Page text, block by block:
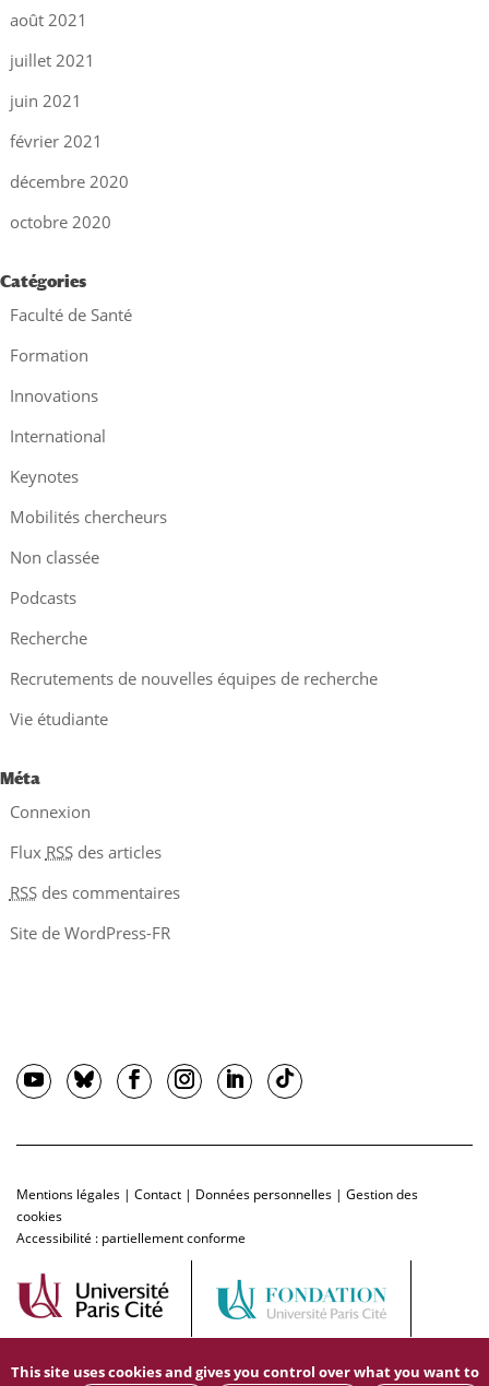
août 2021
juillet 2021
juin 2021
février 2021
décembre 2020
octobre 2020
Catégories
Faculté de Santé
Formation
Innovations
International
Keynotes
Mobilités chercheurs
Non classée
Podcasts
Recherche
Recrutements de nouvelles équipes de recherche
Vie étudiante
Méta
Connexion
Flux RSSdes articles
RSSdes commentaires
Site de WordPress-FR
Mentions légales | Contact | Données personnelles | Gestion des
cookies
Accessibilité : partiellement conforme
This site uses cookies and gives you control over what you want to